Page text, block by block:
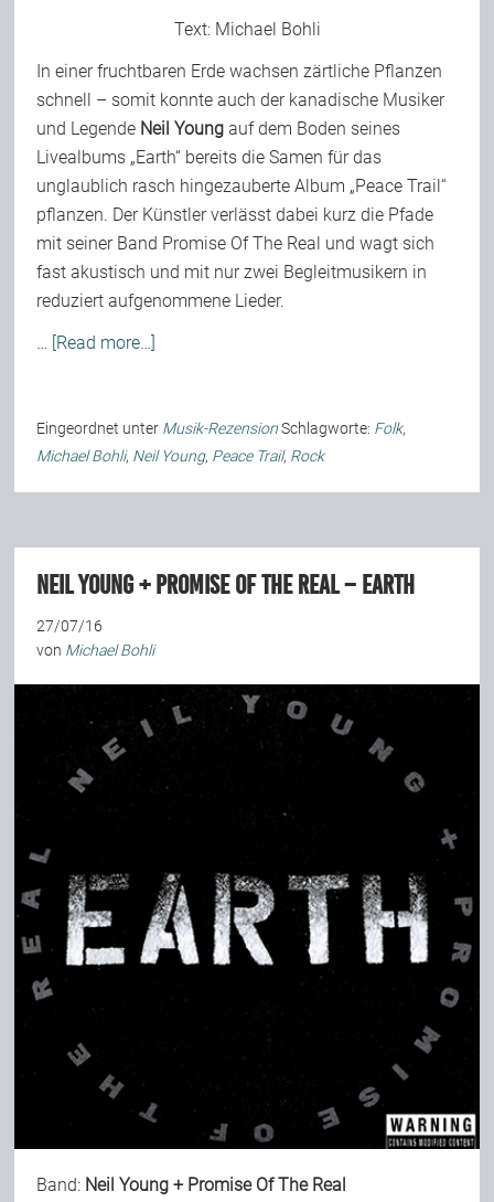
Text: Michael Bohli
In einer fruchtbaren Erde wachsen zärtliche Pflanzen
schnell – somit konnte auch der kanadische Musiker
und Legende Neil Young auf dem Boden seines
Livealbums „Earth“ bereits die Samen für das
unglaublich rasch hingezauberte Album „Peace Trail“
pflanzen. Der Künstler verlässt dabei kurz die Pfade
mit seiner Band Promise Of The Real und wagt sich
fast akustisch und mit nur zwei Begleitmusikern in
reduziert aufgenommene Lieder.
… [Read more…]
Eingeordnet unter Musik-Rezension Schlagworte: Folk,
Michael Bohli, Neil Young, Peace Trail, Rock
Neil Young + Promise Of The Real – Earth
27/07/16
von Michael Bohli
Band: Neil Young + Promise Of The Real